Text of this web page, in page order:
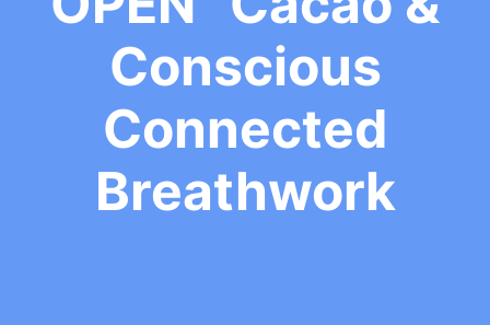
Conscious
Connected
Breathwork